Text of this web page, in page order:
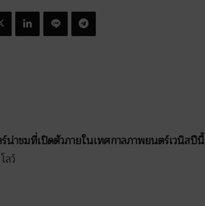
น่าชมที่เปิดตัวภายในเทศกาลภาพยนตร์เวนิสปีนี้
ลว์